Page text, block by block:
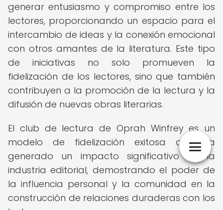
generar entusiasmo y compromiso entre los
lectores, proporcionando un espacio para el
intercambio de ideas y la conexión emocional
con otros amantes de la literatura. Este tipo
de iniciativas no solo promueven la
fidelización de los lectores, sino que también
contribuyen a la promoción de la lectura y la
difusión de nuevas obras literarias.
El club de lectura de Oprah Winfrey es un
modelo de fidelización exitosa que ha
generado un impacto significativo en la
industria editorial, demostrando el poder de
la influencia personal y la comunidad en la
construcción de relaciones duraderas con los